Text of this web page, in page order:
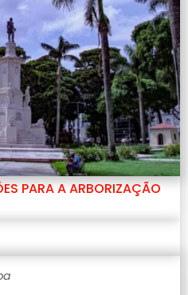
PARA A ARBORIZAÇÃO